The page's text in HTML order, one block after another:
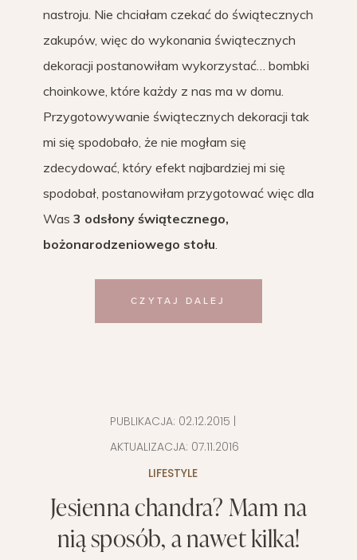
nastroju. Nie chciałam czekać do świątecznych
zakupów, więc do wykonania świątecznych
dekoracji postanowiłam wykorzystać… bombki
choinkowe, które każdy z nas ma w domu.
Przygotowywanie świątecznych dekoracji tak
mi się spodobało, że nie mogłam się
zdecydować, który efekt najbardziej mi się
spodobał, postanowiłam przygotować więc dla
Was 3 odsłony świątecznego,
bożonarodzeniowego stołu
CZYTAJ DALEJ
PUBLIKACJA: 02.12.2015 |
AKTUALIZACJA: 07.11.2016
LIFESTYLE
Jesienna chandra? Mam na
nią sposób, a nawet kilka!